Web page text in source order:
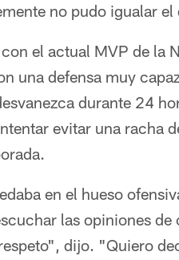
no pudo igualar
el actual MVP de la
una defensa muy
durante 24
evitar una racha
en el hueso
las opiniones de
dijo. "Quiero